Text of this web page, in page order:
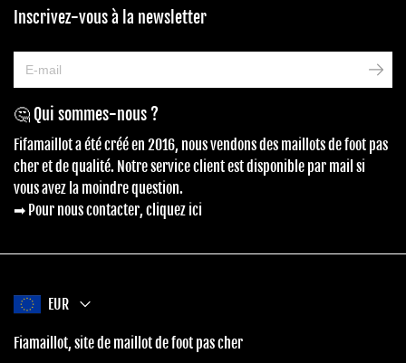
Inscrivez-vous à la newsletter
🤔 Qui sommes-nous ?
Fifamaillot a été créé en 2016, nous vendons des maillots de foot pas
cher et de qualité. Notre service client est disponible par mail si
vous avez la moindre question.
➡ Pour nous contacter, cliquez ici
EUR
Fiamaillot, site de maillot de foot pas cher